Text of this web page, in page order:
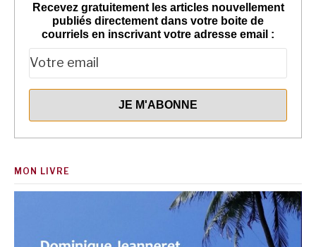
Recevez gratuitement les articles nouvellement
publiés directement dans votre boite de
courriels en inscrivant votre adresse email :
MON LIVRE